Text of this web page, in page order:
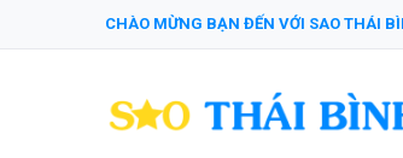
CHÀO MỪNG BẠN ĐẾN VỚI SAO THÁI